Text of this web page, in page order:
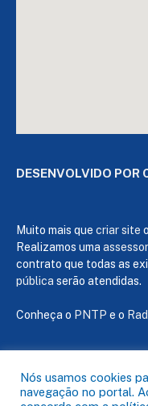
DESENVOLVIDO POR
Muito mais que criar site
Realizamos uma
contrato que todas as
pública serão atendidas.
Conheça o PNTP e o
Todos os direitos
Nós usamos cookies
navegação no portal.